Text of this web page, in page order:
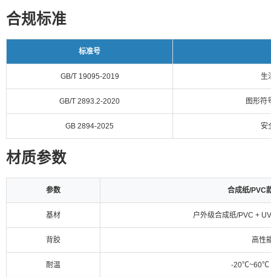
合规标准
标准号
GB/T 19095-2019 生
GB/T 2893.2-2020 图形符
GB 2894-2025 安
材质参数
参数 合成纸/PVC
基材 户外级合成纸/PVC +
背胶 高性
耐温 -20℃~60℃